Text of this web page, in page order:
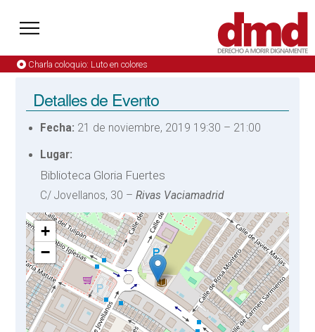
Charla coloquio: Luto en colores
Detalles de Evento
Fecha: 21 de noviembre, 2019 19:30 – 21:00
Lugar:
Biblioteca Gloria Fuertes
C/ Jovellanos, 30 –Rivas Vaciamadrid
+
−